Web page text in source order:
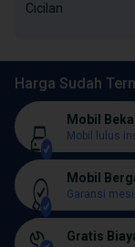
Cicilan
Harga Sudah
Mobil
Mobil lulus
Mobil
Garansi
Gratis